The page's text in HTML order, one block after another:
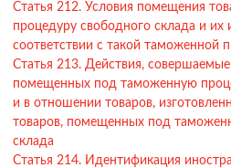
Статья 212. Условия помещения
процедуру свободного склада и их
соответствии с такой таможенной
Статья 213. Действия,
помещенных под таможенную
и в отношении товаров,
товаров, помещенных под
склада
Статья 214. Идентификация